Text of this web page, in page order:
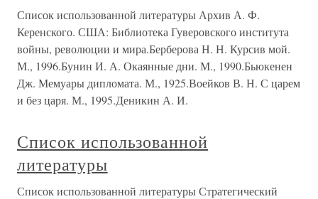
Список использованной литературы Архив А. Ф.
Керенского. США: Библиотека Гуверовского института
войны, революции и мира.Берберова Н. Н. Курсив мой.
М., 1996.Бунин И. А. Окаянные дни. М., 1990.Бьюкенен
Дж. Мемуары дипломата. М., 1925.Воейков В. Н. С царем
и без царя. М., 1995.Деникин А. И.
Список использованной
литературы
Список использованной литературы Стратегический